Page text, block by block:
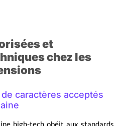
et
chez les
caractères acceptés
high-tech obéit aux standards